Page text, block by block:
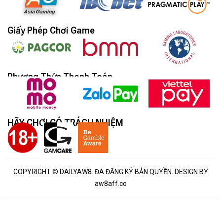
Giấy Phép Chơi Game
Phương Thức Thanh Toán
HÃY CHƠI CÓ TRÁCH NHIỆM
COPYRIGHT © DAILYAW8. ĐÃ ĐĂNG KÝ BẢN QUYỀN. DESIGN BY
aw8aff.co